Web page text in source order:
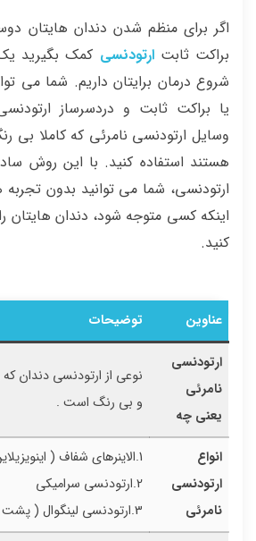
اگر برای منظم شدن دندان هایتان
براکت ثابتارتودنسی کمک بگیرید
شروع درمان برایتان داریم. شما می
یا براکت ثابت و دردسرساز
وسایل ارتودنسی نامرئی که کاملا بی
هستند استفاده کنید. با این روش
ارتودنسی، شما می توانید بدون
اینکه کسی متوجه شود، دندان هایتان
کنید.
عناوین توضیحات
ارتودنسی
نامرئی
یعنی چه
نوعی از ارتودنسی دندان
و بی رنگ است .
انواع
ارتودنسی
نامرئی
1.الاینرهای شفاف ( اینویزیلاین)
2.ارتودنسی سرامیکی
3.ارتودنسی لینگوال ( پشت دندانی )